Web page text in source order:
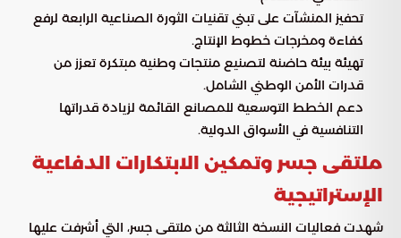
تحفيز المنشآت على تبني تقنيات الثورة الصناعية الرابعة لرفع
كفاءة ومخرجات خطوط الإنتاج.
تهيئة بيئة حاضنة لتصنيع منتجات وطنية مبتكرة تعزز من
قدرات الأمن الوطني الشامل.
دعم الخطط التوسعية للمصانع القائمة لزيادة قدراتها
التنافسية في الأسواق الدولية.
ملتقى جسر وتمكين الابتكارات الدفاعية
الإستراتيجية
شهدت فعاليات النسخة الثالثة من ملتقى جسر، التي أشرفت عليها